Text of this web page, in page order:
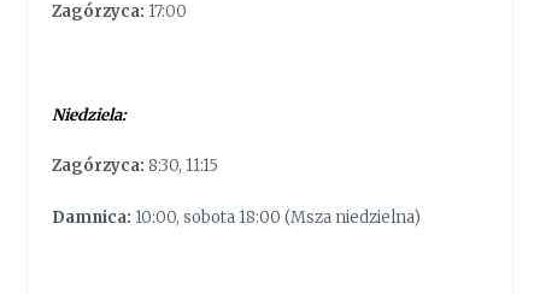
Zagórzyca: 17:00
Niedziela:
Zagórzyca: 8:30, 11:15
Damnica: 10:00, sobota 18:00 (Msza niedzielna)